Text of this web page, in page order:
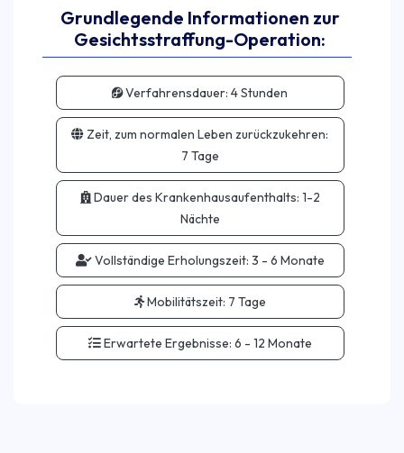
Grundlegende Informationen zur
Gesichtsstraffung-Operation:
Verfahrensdauer: 4 Stunden
Zeit, zum normalen Leben zurückzukehren:
7 Tage
Dauer des Krankenhausaufenthalts: 1-2
Nächte
Vollständige Erholungszeit: 3 - 6 Monate
Mobilitätszeit: 7 Tage
Erwartete Ergebnisse: 6 - 12 Monate